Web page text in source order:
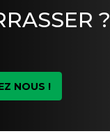
?
NOUS !